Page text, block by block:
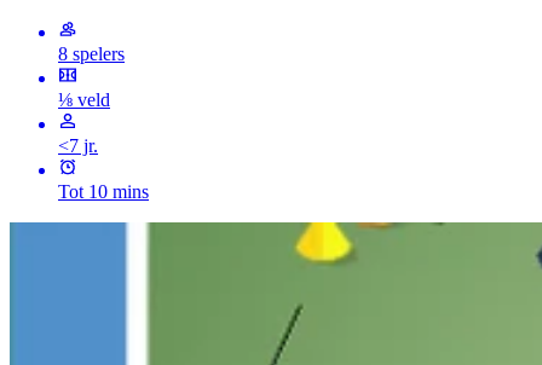
8 spelers
⅛ veld
<7 jr.
Tot 10 mins